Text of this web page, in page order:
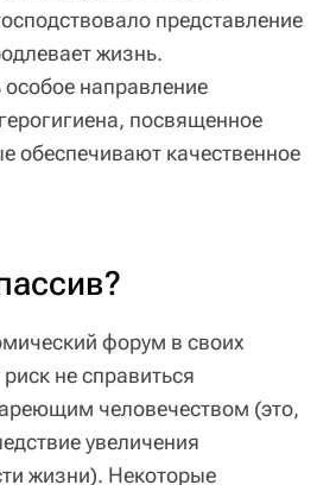
представление
жизнь.
направление
посвященное
обеспечивают качественное
форум в своих
не справиться
человечеством (это,
увеличения
жизни). Некоторые